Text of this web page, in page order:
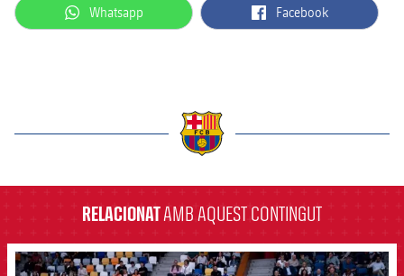
label.aria.whatsapp
Whatsapp label.aria.facebook
Facebook
RELACIONATAMB AQUEST CONTINGUT
FCB Barcelona badge